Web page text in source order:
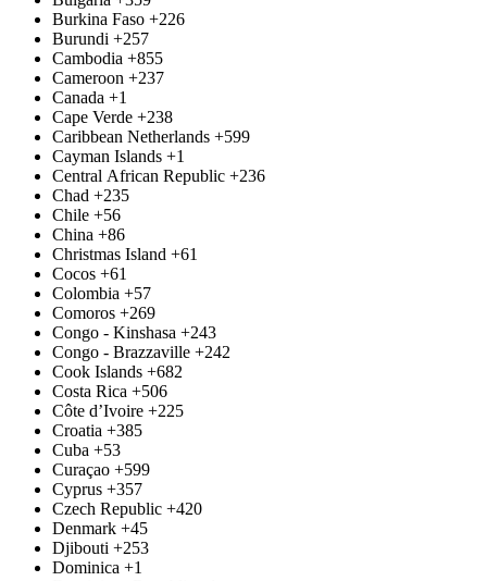
Burkina Faso +226
Burundi +257
Cambodia +855
Cameroon +237
Canada +1
Cape Verde +238
Caribbean Netherlands +599
Cayman Islands +1
Central African Republic +236
Chad +235
Chile +56
China +86
Christmas Island +61
Cocos +61
Colombia +57
Comoros +269
Congo - Kinshasa +243
Congo - Brazzaville +242
Cook Islands +682
Costa Rica +506
Côte d’Ivoire +225
Croatia +385
Cuba +53
Curaçao +599
Cyprus +357
Czech Republic +420
Denmark +45
Djibouti +253
Dominica +1